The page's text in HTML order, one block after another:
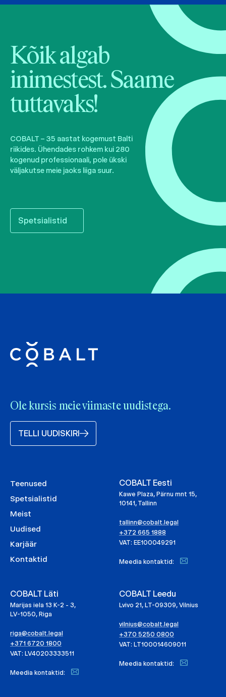
Kõik algab
inimestest. Saame
tuttavaks!
COBALT – 35 aastat kogemust Balti
riikides. Ühendades rohkem kui 280
kogenud professionaali, pole ükski
väljakutse meie jaoks liiga suur.
Spetsialistid
Ole kursis meie viimaste uudistega.
TELLI UUDISKIRI
Teenused
Spetsialistid
Meist
Uudised
Karjäär
Kontaktid
COBALT Eesti
Kawe Plaza, Pärnu mnt 15,
10141, Tallinn
tallinn@cobalt.legal
+372 665 1888
VAT: EE100049291
Meedia kontaktid:
COBALT Läti
Marijas iela 13 K-2 - 3,
LV-1050, Riga
riga@cobalt.legal
+371 6720 1800
VAT: LV40203333511
Meedia kontaktid:
COBALT Leedu
Lvivo 21, LT-09309, Vilnius
vilnius@cobalt.legal
+370 5250 0800
VAT: LT100014609011
Meedia kontaktid: